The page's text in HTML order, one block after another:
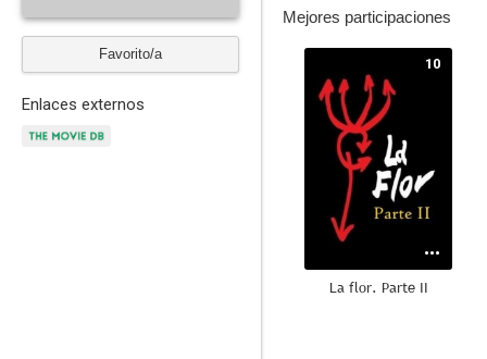
Favorito/a
Enlaces externos
Mejores participaciones
10
La flor. Parte II